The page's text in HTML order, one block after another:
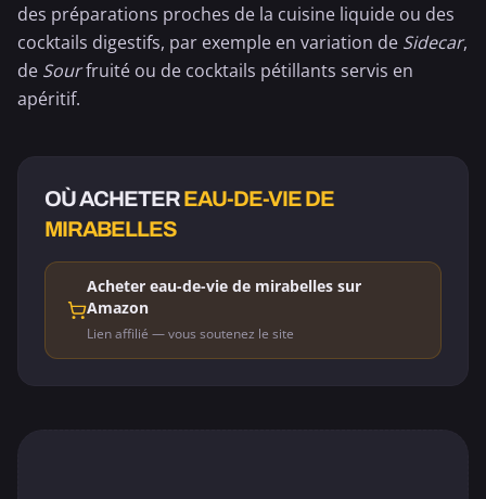
des préparations proches de la cuisine liquide ou des
cocktails digestifs, par exemple en variation de Sidecar,
de Sourfruité ou de cocktails pétillants servis en
apéritif.
OÙ ACHETEREAU-DE-VIE DE
MIRABELLES
Acheter eau-de-vie de mirabelles sur
Amazon
Lien affilié — vous soutenez le site